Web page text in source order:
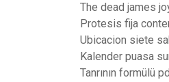
The dead james
Protesis fija
Ubicacion siete
Kalender puasa
Tanrının formülü